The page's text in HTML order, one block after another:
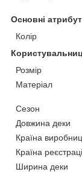
Основні
Колір
Розмір
Матеріал
Сезон
Довжина деки
Країна
Країна
Ширина деки